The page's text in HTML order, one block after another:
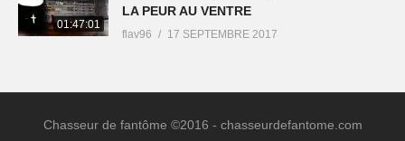
01:47:01
LA PEUR AU VENTRE
flav96 17 SEPTEMBRE 2017
Chasseur de fantôme ©2016 - chasseurdefantome.com